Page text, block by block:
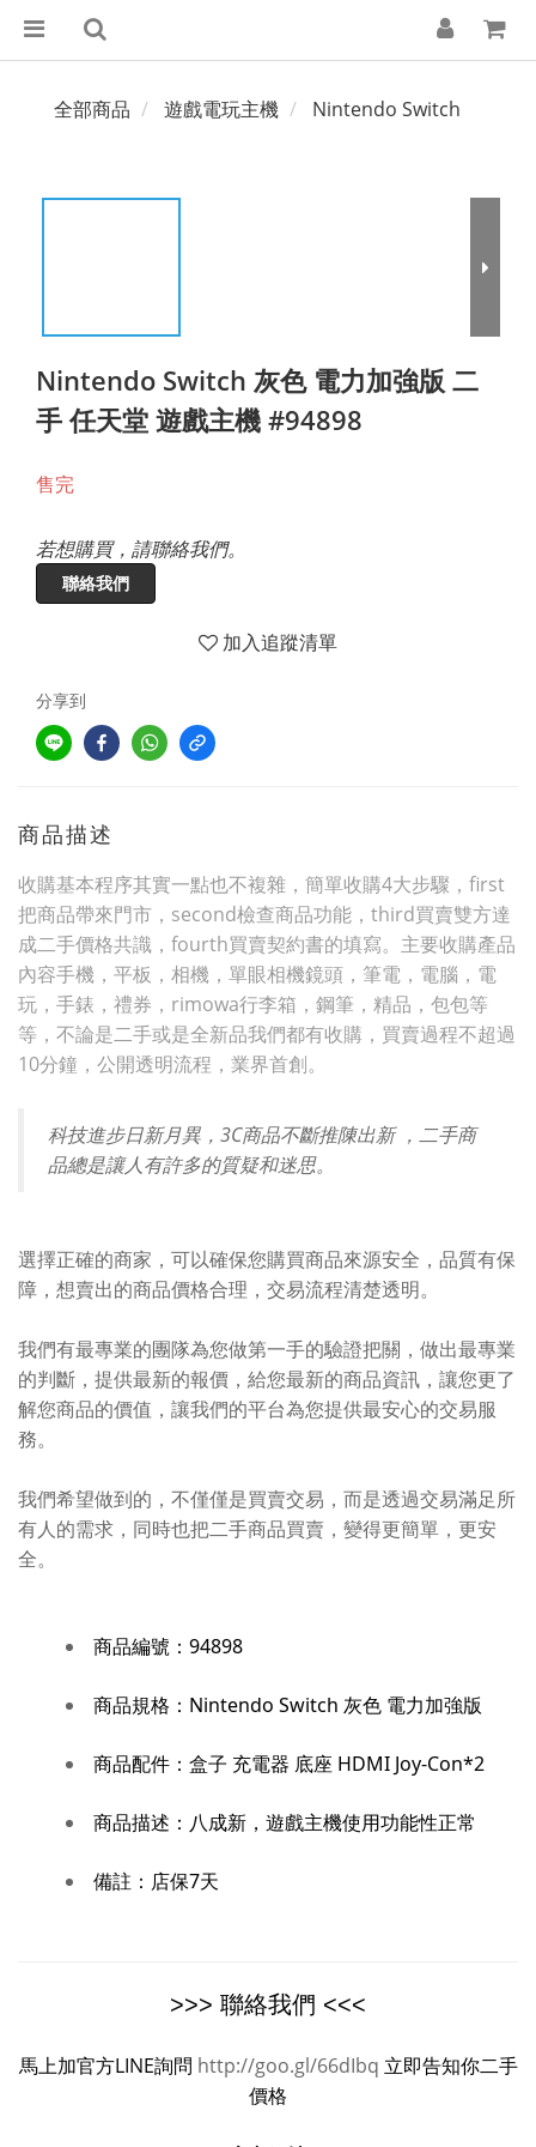
全部商品 遊戲電玩主機 Nintendo Switch
Nintendo Switch 灰色 電力加強版 二
手 任天堂 遊戲主機 #94898
售完
若想購買，請聯絡我們。
聯絡我們
加入追蹤清單
分享到
商品描述
收購基本程序其實一點也不複雜，簡單收購4大步驟，first
把商品帶來門市，second檢查商品功能，third買賣雙方達
成二手價格共識，fourth買賣契約書的填寫。主要收購產品
內容手機，平板，相機，單眼相機鏡頭，筆電，電腦，電
玩，手錶，禮券，rimowa行李箱，鋼筆，精品，包包等
等，不論是二手或是全新品我們都有收購，買賣過程不超過
10分鐘，公開透明流程，業界首創。
科技進步日新月異，3C商品不斷推陳出新 ，二手商
品總是讓人有許多的質疑和迷思。
選擇正確的商家，可以確保您購買商品來源安全，品質有保
障，想賣出的商品價格合理，交易流程清楚透明。
我們有最專業的團隊為您做第一手的驗證把關，做出最專業
的判斷，提供最新的報價，給您最新的商品資訊，讓您更了
解您商品的價值，讓我們的平台為您提供最安心的交易服
務。
我們希望做到的，不僅僅是買賣交易，而是透過交易滿足所
有人的需求，同時也把二手商品買賣，變得更簡單，更安
全。
商品編號： 94898
商品規格： Nintendo Switch 灰色 電力加強版
商品配件： 盒子 充電器 底座 HDMI Joy-Con*2
商品描述： 八成新，遊戲主機使用功能性正常
備註： 店保7天
>>> 聯絡我們 <<<
馬上加官方LINE詢問 http://goo.gl/66dIbq 立即告知你二手
價格